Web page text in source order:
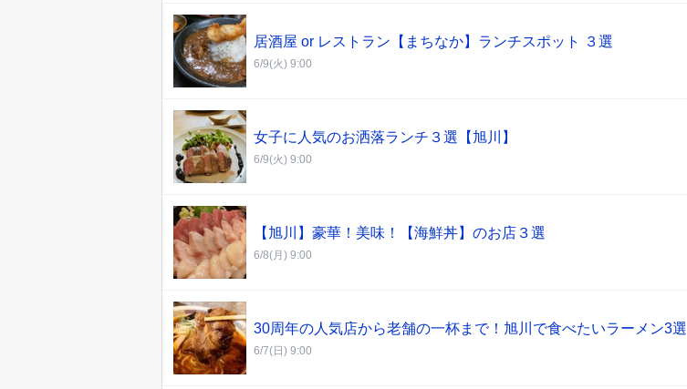
居酒屋 or レストラン【まちなか】ランチスポット ３選
6/9(火) 9:00
女子に人気のお洒落ランチ３選【旭川】
6/9(火) 9:00
【旭川】豪華！美味！【海鮮丼】のお店３選
6/8(月) 9:00
30周年の人気店から老舗の一杯まで！旭川で食べたいラーメン3選
6/7(日) 9:00